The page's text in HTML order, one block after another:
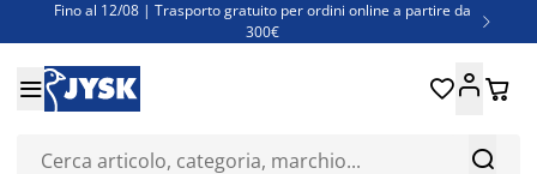
Fino al 12/08 | Trasporto gratuito per ordini online a partire da
300€

Super offerte d'estate | Oltre 1.500 articoli fino al 70%
Finanziamenti - Scegli il piano di rimborso più adatto a te


 